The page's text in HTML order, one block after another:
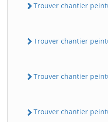
Trouver chantier
Trouver chantier
Trouver chantier
Trouver chantier